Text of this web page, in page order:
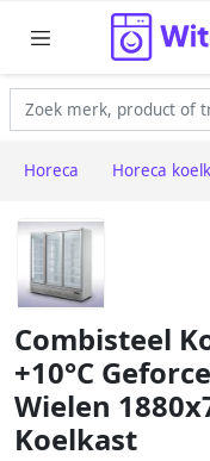
Horeca Horeca
Combisteel
+10°C
Wielen
Koelkast